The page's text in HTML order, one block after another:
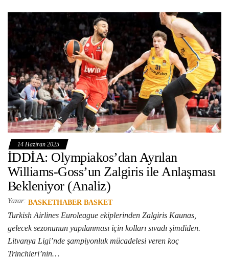
14 Haziran 2025
İDDİA: Olympiakos’dan Ayrılan
Williams-Goss’un Zalgiris ile Anlaşması
Bekleniyor (Analiz)
Yazar: BASKETHABER BASKET
Turkish Airlines Euroleague ekiplerinden Zalgiris Kaunas,
gelecek sezonunun yapılanması için kolları sıvadı şimdiden.
Litvanya Ligi’nde şampiyonluk mücadelesi veren koç
Trinchieri’nin…